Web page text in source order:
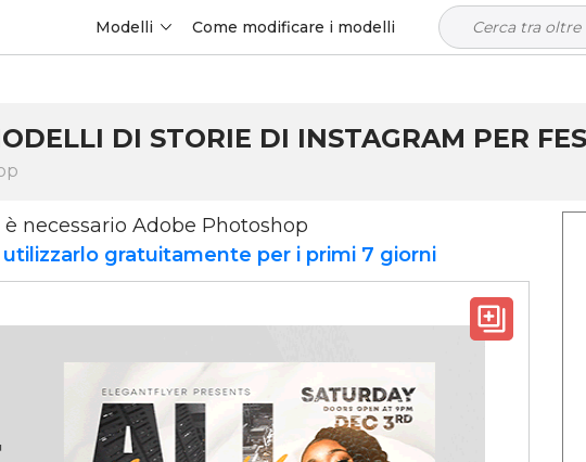
Modelli Come modificare i modelli
DI STORIE DI INSTAGRAM PER
necessario Adobe Photoshop
gratuitamente per i primi 7 giorni